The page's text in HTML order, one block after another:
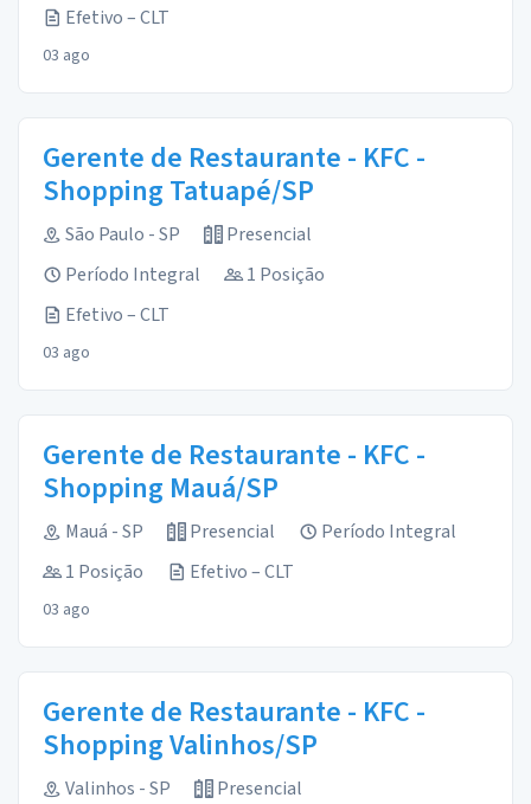
Efetivo – CLT
03 ago
Gerente de Restaurante - KFC -
Shopping Tatuapé/SP
São Paulo - SP
Presencial
Período Integral
1 Posição
Efetivo – CLT
03 ago
Gerente de Restaurante - KFC -
Shopping Mauá/SP
Mauá - SP Presencial
Período Integral
1 Posição
Efetivo – CLT
03 ago
Gerente de Restaurante - KFC -
Shopping Valinhos/SP
Valinhos - SP
Presencial